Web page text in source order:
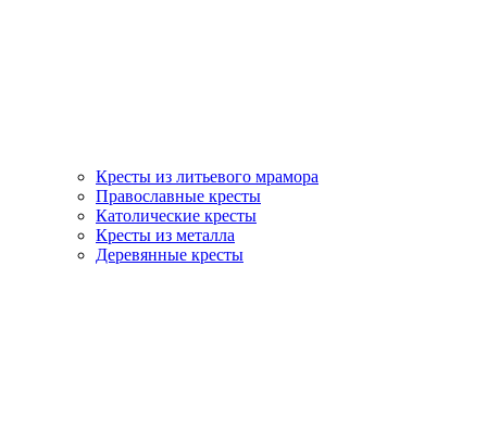
Кресты из литьевого мрамора
Православные кресты
Католические кресты
Кресты из металла
Деревянные кресты